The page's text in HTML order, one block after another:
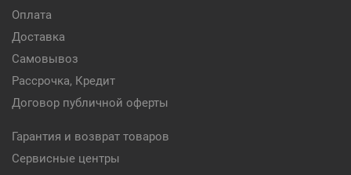
Оплата
Доставка
Самовывоз
Рассрочка, Кредит
Договор публичной оферты
Гарантия и возврат товаров
Сервисные центры